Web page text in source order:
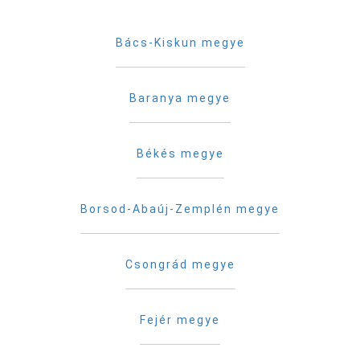
Bács-Kiskun megye
Baranya megye
Békés megye
Borsod-Abaúj-Zemplén megye
Csongrád megye
Fejér megye